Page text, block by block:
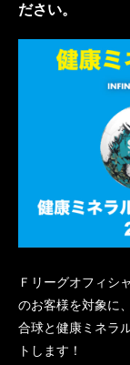
ださい。
Ｆリーグオフィシ
のお客様を対象に
合球と健康ミネラ
トします！